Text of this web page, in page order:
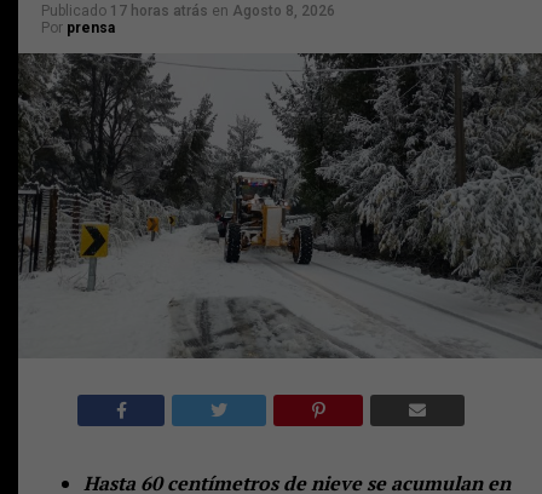
Publicado 17 horas atrás en Agosto 8, 2026
Por prensa
Hasta 60 centímetros de nieve se acumulan en